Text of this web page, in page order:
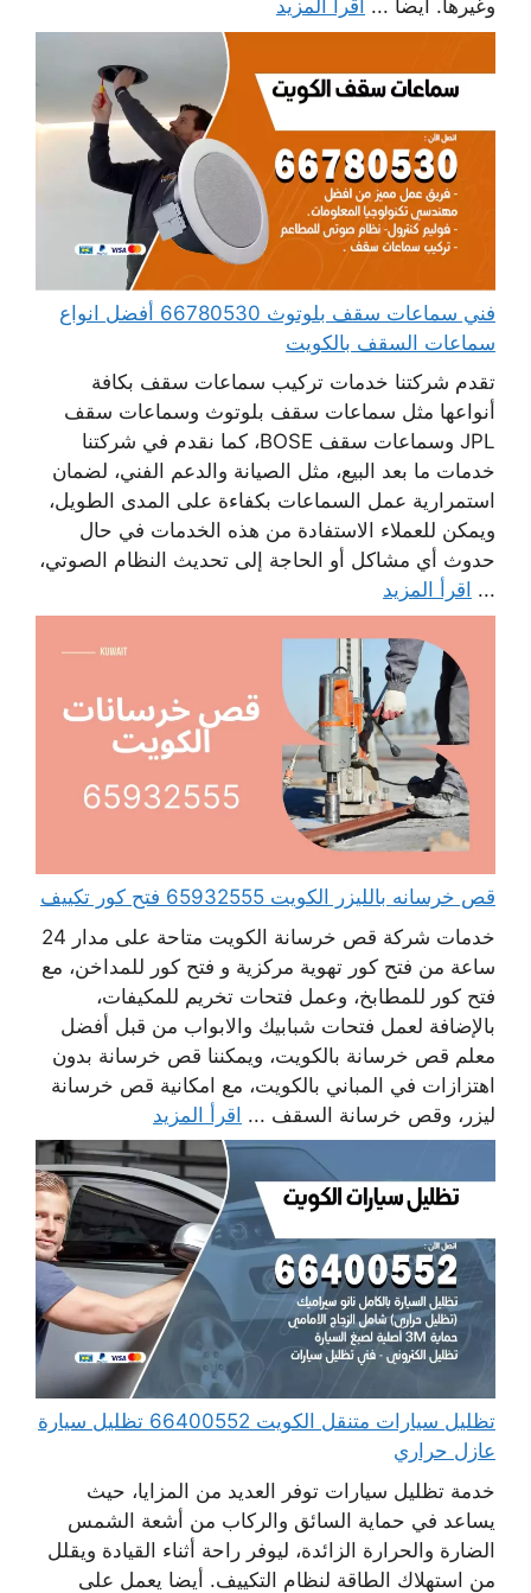
وغيرها. أيضا ... اقرأ المزيد
فني سماعات سقف بلوتوث 66780530 أفضل انواع
سماعات السقف بالكويت
تقدم شركتنا خدمات تركيب سماعات سقف بكافة
أنواعها مثل سماعات سقف بلوتوث وسماعات سقف
JPL وسماعات سقف BOSE، كما نقدم في شركتنا
خدمات ما بعد البيع، مثل الصيانة والدعم الفني، لضمان
استمرارية عمل السماعات بكفاءة على المدى الطويل،
ويمكن للعملاء الاستفادة من هذه الخدمات في حال
حدوث أي مشاكل أو الحاجة إلى تحديث النظام الصوتي،
... اقرأ المزيد
قص خرسانه بالليزر الكويت 65932555 فتح كور تكييف
خدمات شركة قص خرسانة الكويت متاحة على مدار 24
ساعة من فتح كور تهوية مركزية و فتح كور للمداخن، مع
فتح كور للمطابخ، وعمل فتحات تخريم للمكيفات،
بالإضافة لعمل فتحات شبابيك والابواب من قبل أفضل
معلم قص خرسانة بالكويت، ويمكننا قص خرسانة بدون
اهتزازات في المباني بالكويت، مع امكانية قص خرسانة
ليزر، وقص خرسانة السقف ... اقرأ المزيد
تظليل سيارات متنقل الكويت 66400552 تظليل سيارة
عازل حراري
خدمة تظليل سيارات توفر العديد من المزايا، حيث
يساعد في حماية السائق والركاب من أشعة الشمس
الضارة والحرارة الزائدة، ليوفر راحة أثناء القيادة ويقلل
من استهلاك الطاقة لنظام التكييف. أيضا يعمل على